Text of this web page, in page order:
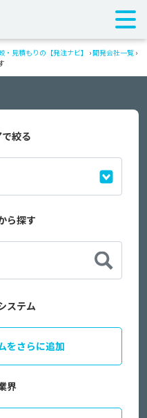
見積もりの【発注ナビ】 ›開発会社一覧 ›
絞る
ら探す
ステム
をさらに追加
界